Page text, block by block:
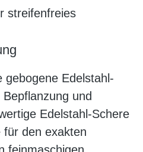
streifenfreies
gebogene Edelstahl-
und
Edelstahl-Schere
für den exakten